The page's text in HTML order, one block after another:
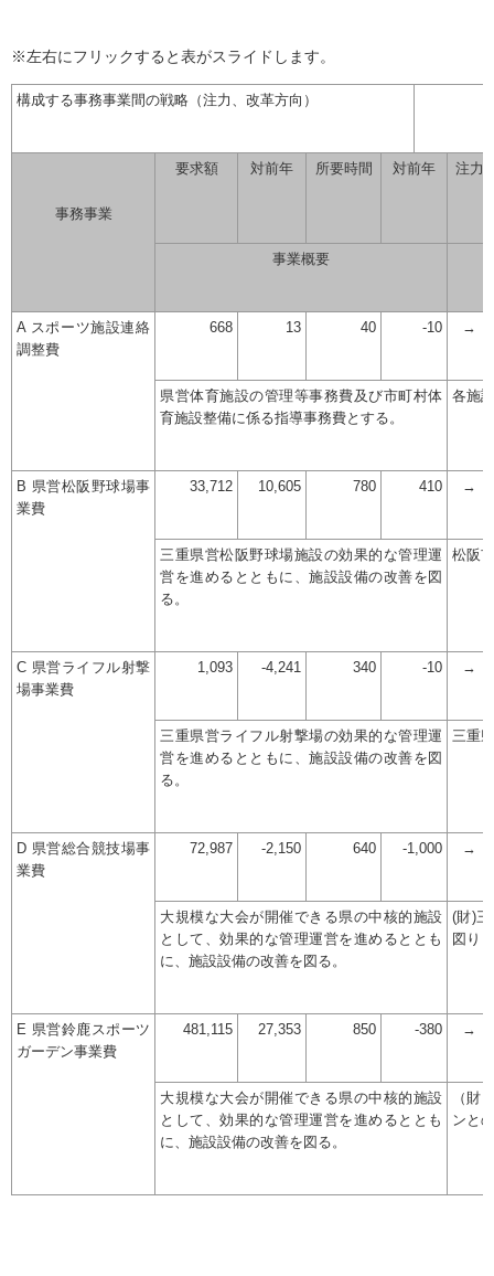
※左右にフリックすると表がスライドします。
構成する事務事業間の戦略（注力、改革方向）
事務事業
要求額 対前年 所要時間 対前年 注力
事業概要
A スポーツ施設連絡
調整費
668 13 40 -10 →
県営体育施設の管理等事務費及び市町村体
育施設整備に係る指導事務費とする。
各施
B 県営松阪野球場事
業費
33,712 10,605 780 410 →
三重県営松阪野球場施設の効果的な管理運
営を進めるとともに、施設設備の改善を図
る。
松阪
C 県営ライフル射撃
場事業費
1,093 -4,241 340 -10 →
三重県営ライフル射撃場の効果的な管理運
営を進めるとともに、施設設備の改善を図
る。
三重
D 県営総合競技場事
業費
72,987 -2,150 640 -1,000 →
大規模な大会が開催できる県の中核的施設
として、効果的な管理運営を進めるととも
に、施設設備の改善を図る。
(財)
図り
E 県営鈴鹿スポーツ
ガーデン事業費
481,115 27,353 850 -380 →
大規模な大会が開催できる県の中核的施設
として、効果的な管理運営を進めるととも
に、施設設備の改善を図る。
（財
ンと